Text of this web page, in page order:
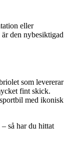
eller
den nybesiktigad
som levererar
fint skick.
med ikonisk
så har du hittat